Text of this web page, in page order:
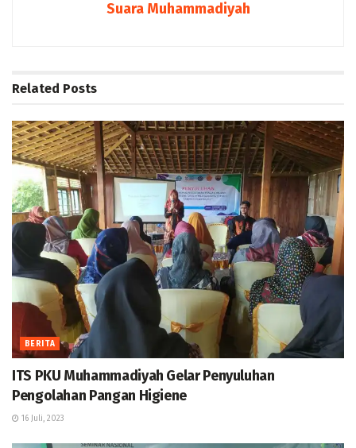
Suara Muhammadiyah
Related Posts
BERITA
ITS PKU Muhammadiyah Gelar Penyuluhan
Pengolahan Pangan Higiene
16 Juli, 2023